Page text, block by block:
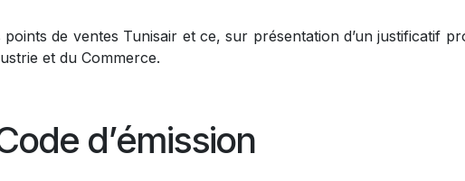
de ventes Tunisair et ce, sur présentation d’un justificatif
et du Commerce.
d’émission